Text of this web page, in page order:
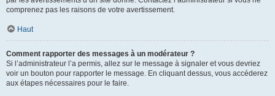
comprenez pas les raisons de votre avertissement.
Haut
Comment rapporter des messages à un modérateur ?
Si l’administrateur l’a permis, allez sur le message à signaler et vous devriez
voir un bouton pour rapporter le message. En cliquant dessus, vous accéderez
aux étapes nécessaires pour le faire.